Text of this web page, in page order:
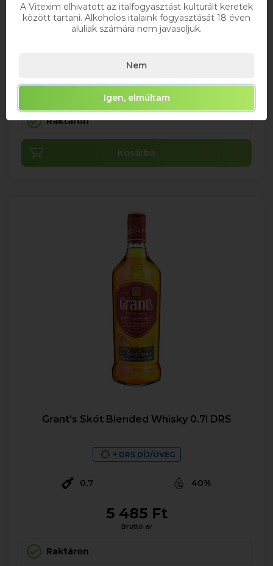
+ DRS DÍJ/ÜVEG
4 362 Ft
Bruttó ár
Raktáron
Kosárba
Grant's Skót Blended Whisky 0.7l DRS
+ DRS DÍJ/ÜVEG
0,7 40%
5 485 Ft
Bruttó ár
Raktáron
A Vitexim elhivatott az italfogyasztást kulturált keretek
között tartani. Alkoholos italaink fogyasztását 18 éven
aluliak számára nem javasoljuk.
Nem
Igen, elmúltam